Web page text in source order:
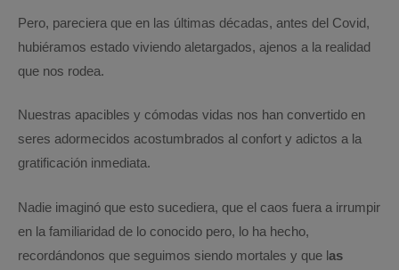
Pero, pareciera que en las últimas décadas, antes del Covid,
hubiéramos estado viviendo aletargados, ajenos a la realidad
que nos rodea.
Nuestras apacibles y cómodas vidas nos han convertido en
seres adormecidos acostumbrados al confort y adictos a la
gratificación inmediata.
Nadie imaginó que esto sucediera, que el caos fuera a irrumpir
en la familiaridad de lo conocido pero, lo ha hecho,
recordándonos que seguimos siendo mortales y que las